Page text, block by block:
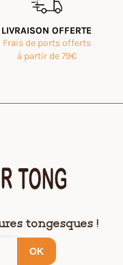
LIVRAISON OFFERTE
Frais de ports offerts
à partir de 79€
tongesques !
OK